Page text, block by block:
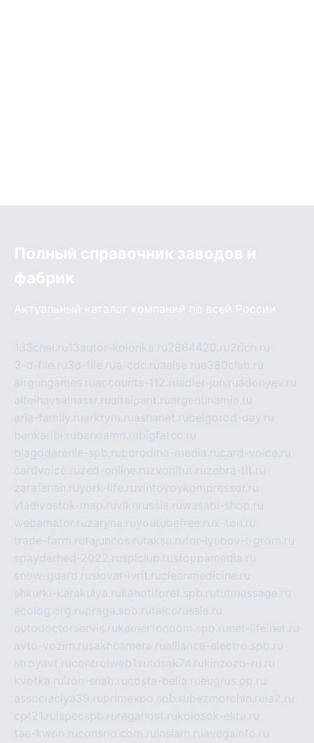
Полный справочник заводов и
фабрик
Актуальный каталог компаний по всей России
133chel.ru13autor-kolonka.ru2864420.ru2rich.ru
3-d-file.ru3d-file.rua-cdc.ruaalse.rua380club.ru
airgungames.ruaccounts-112.ruadler-jun.ruadonyev.ru
alfeihavsalnassr.rualtaipant.ruargentinamia.ru
aria-family.ruarkrym.ruashanet.rubelgorod-day.ru
bankaribi.rubandamn.rubigfatcc.ru
blagodarenie-spb.ruborodino-media.rucard-voice.ru
cardvoice.ruzed-online.ruzvonitut.ruzebra-tlt.ru
zarafshan.ruyork-life.ruvintovoykompressor.ru
vladivostok-map.ruvlknrussia.ruwasabi-shop.ru
webamator.ruzaryna.ruyoutubefree.rux-ton.ru
trade-farm.rutajuncos.rutaksu.rutor-lyubov-i-grom.ru
spayderhed-2022.rusplclub.rustoppamedia.ru
snow-guard.ruslovar-ivrit.rucleanmedicine.ru
shkurki-karakulya.rukanotiforet.spb.rututmassage.ru
ecolog.org.rupraga.spb.rufalcorussia.ru
autodoctorservis.rukamertondom.spb.ru net-life.net.ru
avto-vozim.rusakhcamera.rualliance-electro.spb.ru
stroyavt.rucontrolweb1.rutdsak74.rukinzozo-ru.ru
kvotka.ru iron-snab.rucosta-bella.rueugrus.pp.ru
associaciya39.ruprimexpo.spb.rubezmorchin.ru ia2.ru
cpt21.ru ispecspb.ru regahost.rukolosok-elita.ru
tae-kwon.ruconsrio.com.ru insiam.ruavegainfo.ru